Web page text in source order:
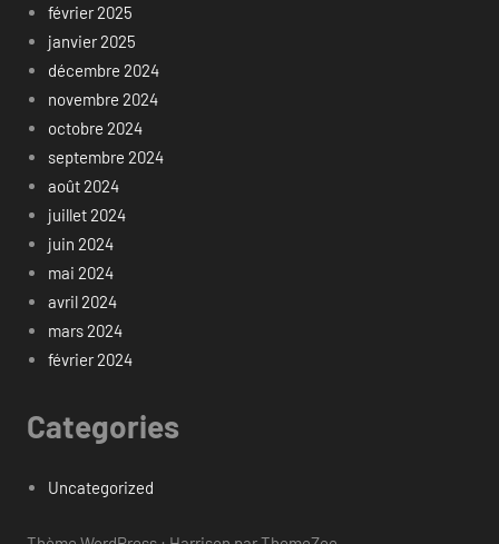
février 2025
janvier 2025
décembre 2024
novembre 2024
octobre 2024
septembre 2024
août 2024
juillet 2024
juin 2024
mai 2024
avril 2024
mars 2024
février 2024
Categories
Uncategorized